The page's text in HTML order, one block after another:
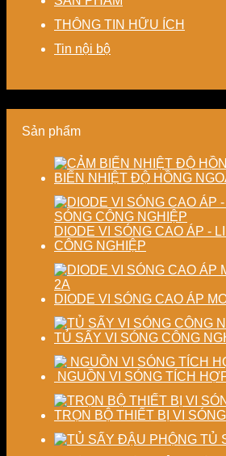
nâng
thành
chi
phí
sản
Giải
pháp
tiết
kiệm
lượng
định
lượng
sấy
nghiệp
THÔNG TIN HỮU ÍCH
Tin nội bộ
Sản phẩm
BIẾN NHIỆT ĐỘ HỒNG
DIODE VI SÓNG CAO ÁP -
CÔNG NGHIỆP
DIODE VI SÓNG CAO ÁP
TỦ SẤY VI SÓNG CÔNG
NGUỒN VI SÓNG TÍCH
TRỌN BỘ THIẾT BỊ VI
TỦ